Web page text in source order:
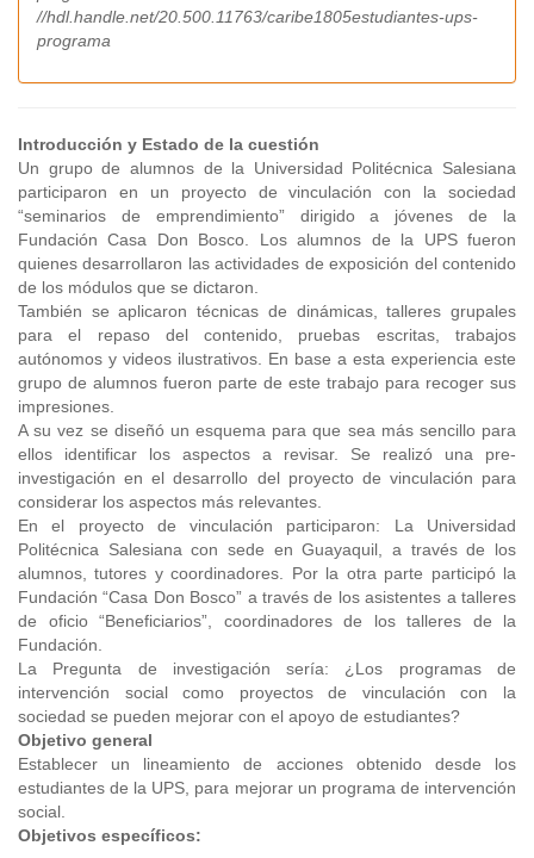
//hdl.handle.net/20.500.11763/caribe1805estudiantes-ups-
programa
Introducción y Estado de la cuestión
Un grupo de alumnos de la Universidad Politécnica Salesiana
participaron en un proyecto de vinculación con la sociedad
“seminarios de emprendimiento” dirigido a jóvenes de la
Fundación Casa Don Bosco. Los alumnos de la UPS fueron
quienes desarrollaron las actividades de exposición del contenido
de los módulos que se dictaron.
También se aplicaron técnicas de dinámicas, talleres grupales
para el repaso del contenido, pruebas escritas, trabajos
autónomos y videos ilustrativos. En base a esta experiencia este
grupo de alumnos fueron parte de este trabajo para recoger sus
impresiones.
A su vez se diseñó un esquema para que sea más sencillo para
ellos identificar los aspectos a revisar. Se realizó una pre-
investigación en el desarrollo del proyecto de vinculación para
considerar los aspectos más relevantes.
En el proyecto de vinculación participaron: La Universidad
Politécnica Salesiana con sede en Guayaquil, a través de los
alumnos, tutores y coordinadores. Por la otra parte participó la
Fundación “Casa Don Bosco” a través de los asistentes a talleres
de oficio “Beneficiarios”, coordinadores de los talleres de la
Fundación.
La Pregunta de investigación sería: ¿Los programas de
intervención social como proyectos de vinculación con la
sociedad se pueden mejorar con el apoyo de estudiantes?
Objetivo general
Establecer un lineamiento de acciones obtenido desde los
estudiantes de la UPS, para mejorar un programa de intervención
social.
Objetivos específicos: